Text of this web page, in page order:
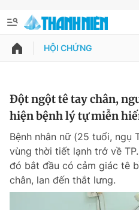
QUẢNG CÁO
Chuyên mục khác
Chào ngày mới
Thông tin tài khoản
Đổi mật khẩu
Tin đã lưu
Tin đã xem
HỘI CHỨNG
Đột ngột tê tay chân,
hiện bệnh lý tự miễn
Bệnh nhân nữ (25 tuổi, ngụ
vùng thời tiết lạnh trở về
đó bắt đầu có cảm giác tê
chân, lan đến thắt lưng.